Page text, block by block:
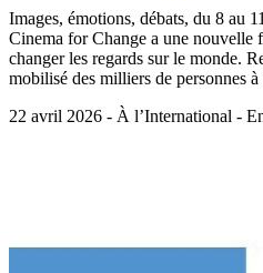
Images, émotions, débats, du 8 au
Cinema for Change a une nouvelle
changer les regards sur le monde.
mobilisé des milliers de personnes
22 avril 2026 - À l’International -